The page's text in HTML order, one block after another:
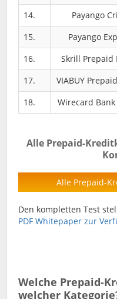
14. Payango
15.
Payango
16.
Skrill Prepaid
17.
VIABUY
18.
Wirecard
Alle Prepaid-
Alle Prepaid-
Den kompletten Test
PDF Whitepaper zur
Welche Prepaid-
welcher